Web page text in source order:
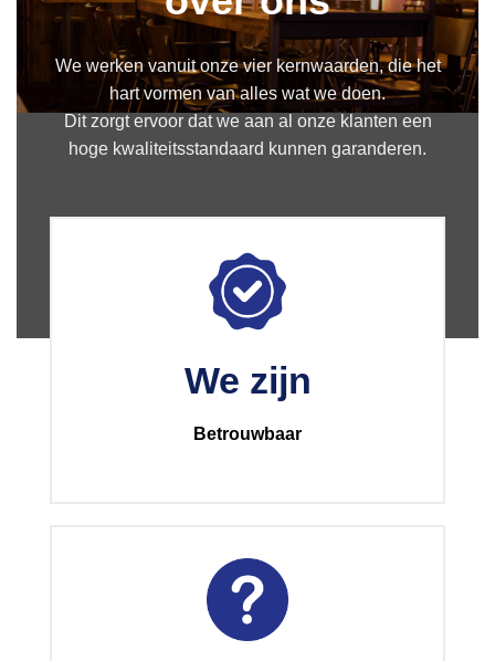
We werken vanuit onze vier kernwaarden, die het
hart vormen van alles wat we doen.
Dit zorgt ervoor dat we aan al onze klanten een
hoge kwaliteitsstandaard kunnen garanderen.
We zijn
Betrouwbaar